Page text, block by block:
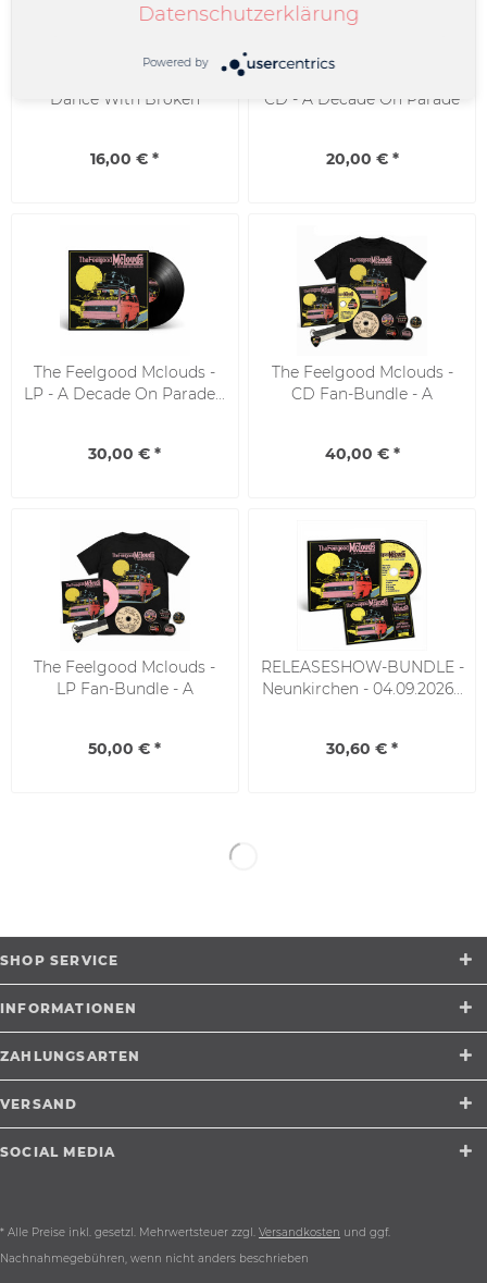
Dance With Broken
16,00 € *
CD - A Decade On Parade
20,00 € *
The Feelgood Mclouds -
LP - A Decade On Parade...
30,00 € *
The Feelgood Mclouds -
CD Fan-Bundle - A
40,00 € *
The Feelgood Mclouds -
LP Fan-Bundle - A
50,00 € *
RELEASESHOW-BUNDLE -
Neunkirchen - 04.09.2026...
30,60 € *
SHOP SERVICE
INFORMATIONEN
ZAHLUNGSARTEN
VERSAND
SOCIAL MEDIA
* Alle Preise inkl. gesetzl. Mehrwertsteuer zzgl. Versandkosten und ggf.
Nachnahmegebühren, wenn nicht anders beschrieben
Datenschutzerklärung
Powered by